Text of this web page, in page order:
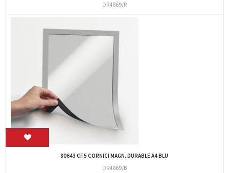
DR4869/R
80643 CF.5 CORNICI MAGN. DURABLE A4 BLU
DR4869/B